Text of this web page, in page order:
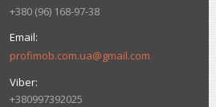
+380 (96) 168-97-38
profimob.com.ua@gmail.com
+380997392025